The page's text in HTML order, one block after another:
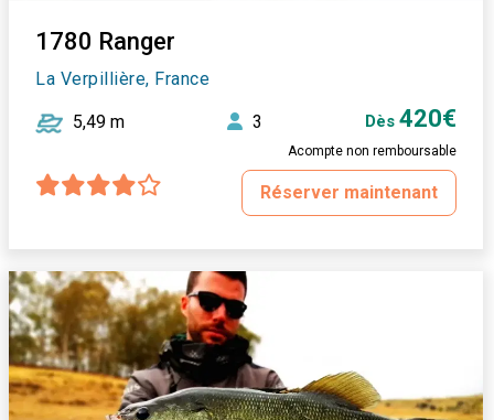
1780 Ranger
La Verpillière, France
5,49 m 3 Dès 420€
Acompte non remboursable
Réserver maintenant